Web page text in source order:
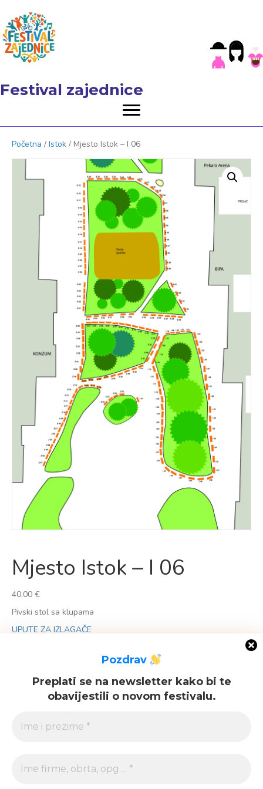
Festival zajednice
Početna / Istok / Mjesto Istok – I 06
Mjesto Istok – I 06
40,00 €
Pivski stol sa klupama
UPUTE ZA IZLAGAČE
KONTAKT
099 689 9603
b2b@festivalzajednice.com
Pozdrav
Preplati se na newsletter kako bi te
obavijestili o novom festivalu.